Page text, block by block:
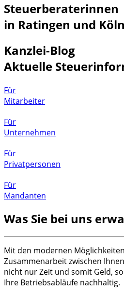
Steuerberaterinnen
in Ratingen und Köln
Kanzlei-Blog
Aktuelle
Für
Mitarbeiter
Für
Unternehmen
Für
Privatpersonen
Für
Mandanten
Was Sie bei uns
Mit den modernen
Zusammenarbeit zwischen
nicht nur Zeit und somit Geld,
Ihre Betriebsabläufe nachhaltig.